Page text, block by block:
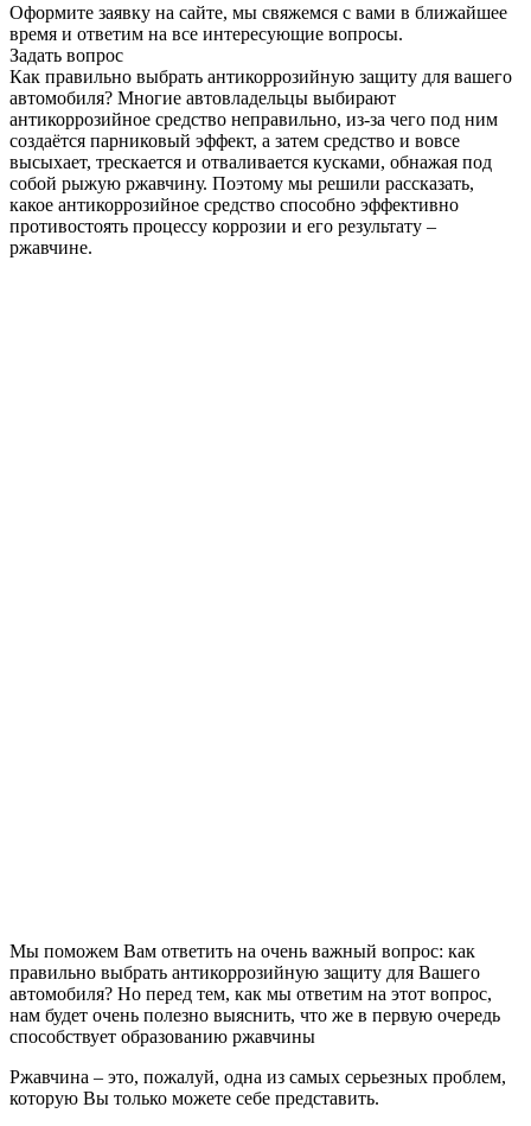
Оформите заявку на сайте, мы свяжемся с вами в ближайшее
время и ответим на все интересующие вопросы.
Задать вопрос
Как правильно выбрать антикоррозийную защиту для вашего
автомобиля? Многие автовладельцы выбирают
антикоррозийное средство неправильно, из-за чего под ним
создаётся парниковый эффект, а затем средство и вовсе
высыхает, трескается и отваливается кусками, обнажая под
собой рыжую ржавчину. Поэтому мы решили рассказать,
какое антикоррозийное средство способно эффективно
противостоять процессу коррозии и его результату –
ржавчине.
Мы поможем Вам ответить на очень важный вопрос: как
правильно выбрать антикоррозийную защиту для Вашего
автомобиля? Но перед тем, как мы ответим на этот вопрос,
нам будет очень полезно выяснить, что же в первую очередь
способствует образованию ржавчины
Ржавчина – это, пожалуй, одна из самых серьезных проблем,
которую Вы только можете себе представить.